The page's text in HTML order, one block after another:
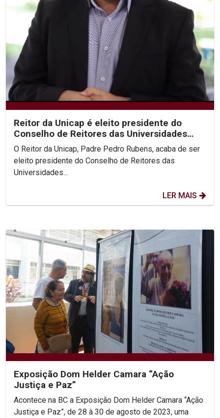
Reitor da Unicap é eleito presidente do
Conselho de Reitores das Universidades
Brasileiras
O Reitor da Unicap, Padre Pedro Rubens, acaba de ser
eleito presidente do Conselho de Reitores das
Universidades...
LER MAIS
Exposição Dom Helder Camara “Ação
Justiça e Paz”
Acontece na BC a Exposição Dom Helder Camara “Ação
Justiça e Paz”, de 28 à 30 de agosto de 2023, uma